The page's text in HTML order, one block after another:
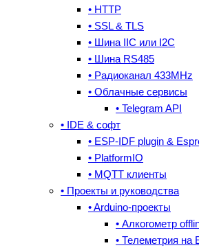
• HTTP
• SSL & TLS
• Шина IIC или I2C
• Шина RS485
• Радиоканал 433MHz
• Облачные сервисы
• Telegram API
• IDE & cофт
• ESP-IDF plugin &
• PlatformIO
• MQTT клиенты
• Проекты и руководства
• Arduino-проекты
• Алкогометр
• Телеметрия на